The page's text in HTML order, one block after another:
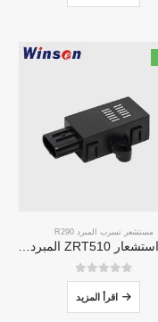
مستشعر تسرب المبرد R290
وحدة استشعار ZRT510 المبرد R290-مستشعر مبرد NDIR عالي الأداء
0من 5
اقرأ المزيد